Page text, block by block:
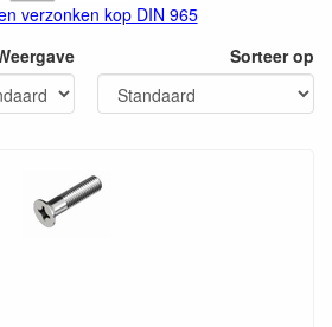
verzonken kop DIN 965
Sorteer op